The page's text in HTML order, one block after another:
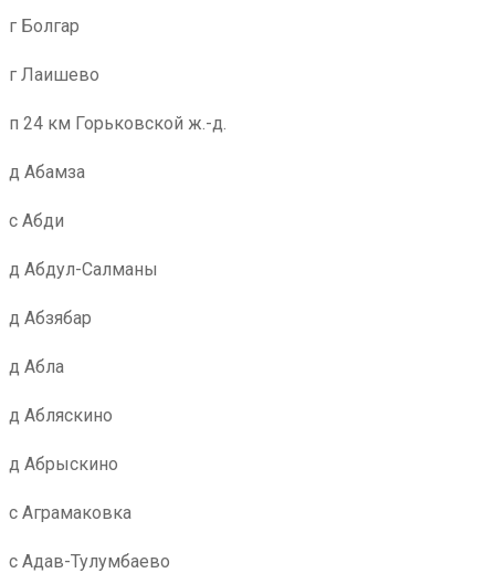
г Болгар
г Лаишево
п 24 км Горьковской ж.-д.
д Абамза
с Абди
д Абдул-Салманы
д Абзябар
д Абла
д Абляскино
д Абрыскино
с Аграмаковка
с Адав-Тулумбаево